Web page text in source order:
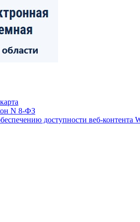
N 8-ФЗ
доступности веб-контента